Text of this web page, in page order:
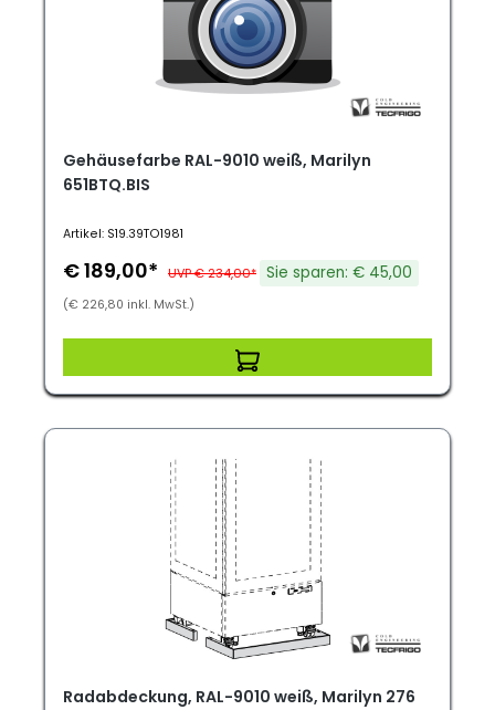
Gehäusefarbe RAL-9010 weiß, Marilyn
651BTQ.BIS
Artikel: S19.39TO1981
€ 189,00* UVP € 234,00* Sie sparen: € 45,00
(€ 226,80 inkl. MwSt.)
Radabdeckung, RAL-9010 weiß, Marilyn 276